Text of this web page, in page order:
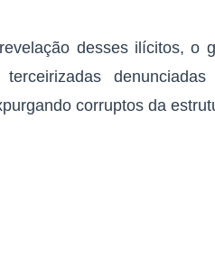
desses ilícitos, o
corruptos da